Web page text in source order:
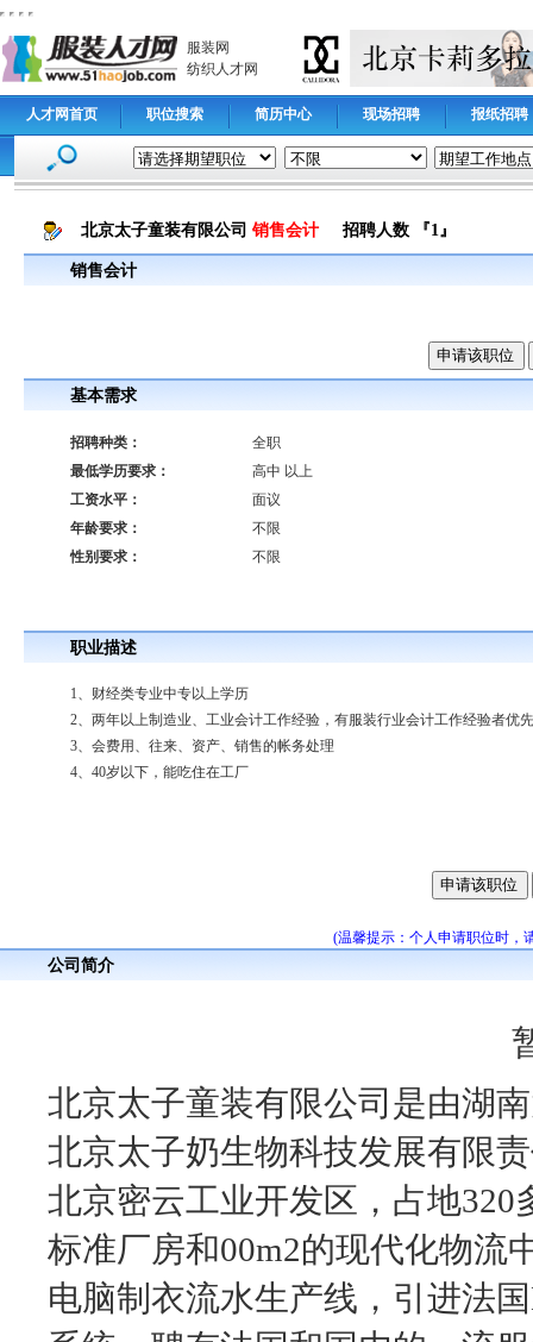
服装网
纺织人才网
人才网首页 职位搜索 简历中心 现场招聘 报纸招聘
北京太子童装有限公司 销售会计 招聘人数 『1』
销售会计
基本需求
招聘种类：
全职
最低学历要求：
高中 以上
工资水平：
面议
年龄要求：
不限
性别要求：
不限
职业描述
1、财经类专业中专以上学历
2、两年以上制造业、工业会计工作经验，有服装行业会计工作经验者优
3、会费用、往来、资产、销售的帐务处理
4、40岁以下，能吃住在工厂
(温馨提示：个人申请职位时，
公司简介
北京太子童装有限公司是由湖
北京太子奶生物科技发展有限
北京密云工业开发区，占地320
标准厂房和00m2的现代化物流
电脑制衣流水生产线，引进法